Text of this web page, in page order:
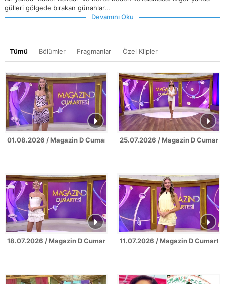
gülleri gölgede bırakan günahlar...
Devamını Oku
Tümü Bölümler Fragmanlar Özel Klipler
01.08.2026 / Magazin D Cumartesi 25.07.2026 / Magazin D
18.07.2026 / Magazin D Cumartesi 11.07.2026 / Magazin D